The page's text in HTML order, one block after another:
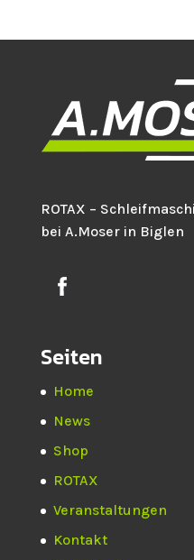
ROTAX –
bei A.Moser in Biglen
Seiten
Home
News
Shop
ROTAX
Veranstaltungen
Kontakt